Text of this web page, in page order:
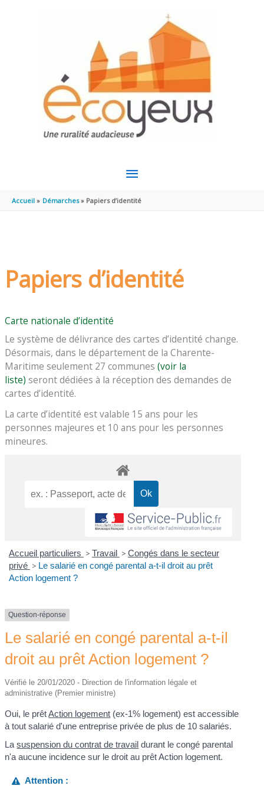
MENU
PRINCIPAL
Accueil Démarches Papiers d’identité
Papiers d’identité
Carte nationale d’identité
Le système de délivrance des cartes d’identité change.
Désormais, dans le département de la Charente-
Maritime seulement 27 communes(voir la
liste) seront dédiées à la réception des demandes de
cartes d’identité.
La carte d’identité est valable 15 ans pour les
personnes majeures et 10 ans pour les personnes
mineures.
Accueil particuliers > Travail > Congés dans le secteur
privé > Le salarié en congé parental a-t-il droit au prêt
Action logement ?
Question-réponse
Le salarié en congé parental a-t-il
droit au prêt Action logement ?
Vérifié le 20/01/2020 - Direction de l'information légale et
administrative (Premier ministre)
Oui, le prêtAction logement (ex-1% logement) est accessible
à tout salarié d'une entreprise privée de plus de 10 salariés.
Lasuspension du contrat de travail durant le congé parental
n'a aucune incidence sur le droit au prêt Action logement.
Attention :